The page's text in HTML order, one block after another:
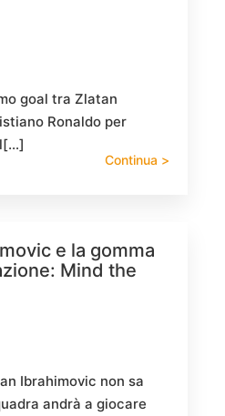
goal tra Zlatan
Ronaldo per
Continua >
e la gomma
Mind the
Ibrahimovic non sa
andrà a giocare